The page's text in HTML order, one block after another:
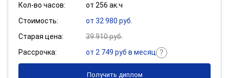
Кол-во часов:
от 256 ак.ч
Стоимость:
от 32 980 руб.
Старая цена:
39 910 руб.
Рассрочка:
от 2 749 руб в месяц
Получить диплом